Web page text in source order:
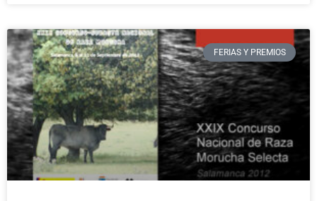
FERIAS Y PREMIOS